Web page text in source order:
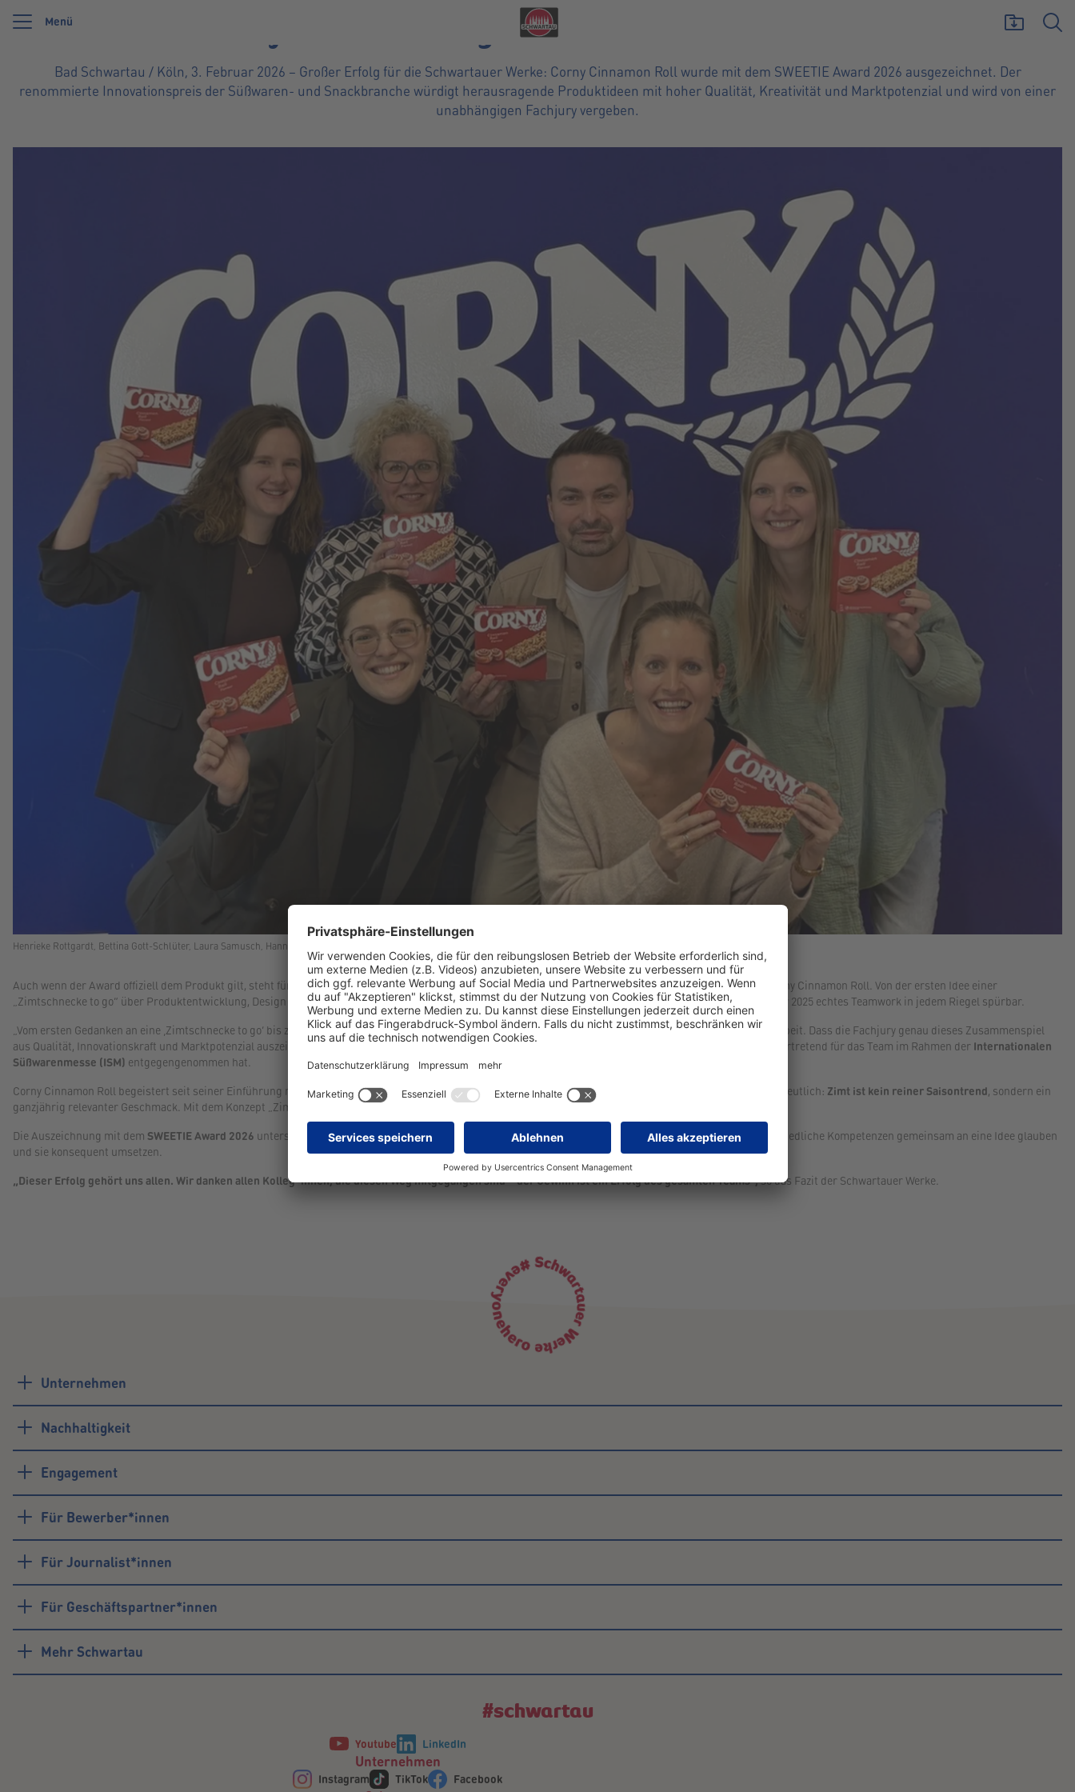
Wir feiern 125 Jahre Schwartauer Werke. Wir möchten etwas zurückgeben und unsere Vielfalt zeigen, die uns stark macht.Mehr erfahren
Menü
Bad Schwartau, 03. Februar 2026
Corny Cinnamon Roll gewinnt SWEETIE Award 2026
Bad Schwartau / Köln, 3. Februar 2026 – Großer Erfolg für die Schwartauer Werke: Corny Cinnamon Roll wurde mit dem SWEETIE Award 2026 ausgezeichnet. Der
renommierte Innovationspreis der Süßwaren- und Snackbranche würdigt herausragende Produktideen mit hoher Qualität, Kreativität und Marktpotenzial und wird von einer
unabhängigen Fachjury vergeben.
Henrieke Rottgardt, Bettina Gott-Schlüter, Laura Samusch, Hannes Steinlein, Kristin Akamp & Elena Herz
Auch wenn der Award offiziell dem Produkt gilt, steht für die Schwartauer Werke vor allem eines im Mittelpunkt: die Leistung des gesamten Teams hinter Corny Cinnamon Roll. Von der ersten Idee einer
„Zimtschnecke to go“ über Produktentwicklung, Design und Produktion bis hin zur erfolgreichen Platzierung im Handel ist seit dem Marktstart im September 2025 echtes Teamwork in jedem Riegel spürbar.
„Vom ersten Gedanken an eine ‚Zimtschnecke to go‘ bis zum Launch im Handel steckt in Corny Cinnamon Roll unglaublich viel Leidenschaft und Zusammenarbeit. Dass die Fachjury genau dieses Zusammenspiel
aus Qualität, Innovationskraft und Marktpotenzial auszeichnet, macht uns sehr stolz“, sagt
Kristin Akamp, Senior Brand Manager Corny , die den Award stellvertretend für das Team im Rahmen der Internationalen
Süßwarenmesse (ISM) entgegengenommen hat.
Corny Cinnamon Roll begeistert seit seiner Einführung nicht nur Fans herbstlicher und winterlicher Geschmacksrichtungen. Marktforschungsdaten zeigen deutlich: Zimt ist kein reiner Saisontrend , sondern ein
ganzjährig relevanter Geschmack. Mit dem Konzept „Zimtschnecke to go“ trifft Corny den Nerv der Zeit und bietet einen Snack für jede Jahreszeit.
Die Auszeichnung mit dem SWEETIE Award 2026 unterstreicht die positive Resonanz von Handel und Expert*innen und zeigt, was möglich ist, wenn unterschiedliche Kompetenzen gemeinsam an eine Idee glauben
und sie konsequent umsetzen.
„Dieser Erfolg gehört uns allen. Wir danken allen Kolleg*innen, die diesen Weg mitgegangen sind – der Gewinn ist ein Erfolg des gesamten Teams“,so das Fazit der Schwartauer Werke.
Unternehmen
Nachhaltigkeit
Engagement
Für Bewerber*innen
Für Journalist*innen
Für Geschäftspartner*innen
Mehr Schwartau
#schwartau
Youtube LinkedIn
Unternehmen
Instagram TikTok Facebook